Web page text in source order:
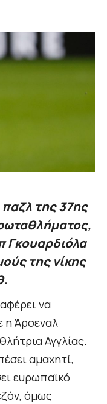
της 37ης
Γκουαρδιόλα
της νίκης
να
η Άρσεναλ
Αγγλίας.
αμαχητί,
ευρωπαϊκό
όμως